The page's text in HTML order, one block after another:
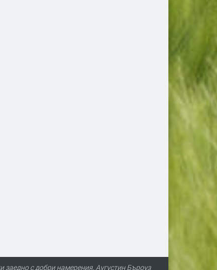
с добри намерения. Аугустин Бъроуз